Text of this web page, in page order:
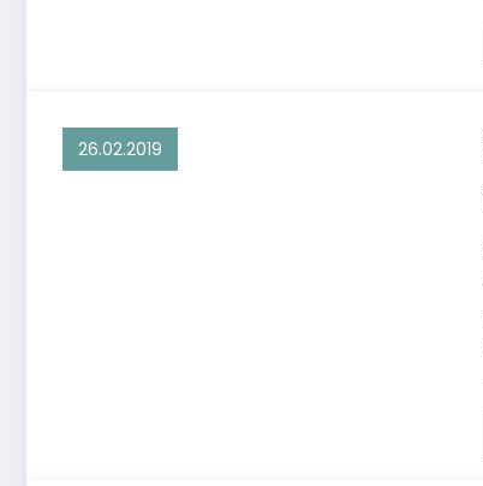
26.02.2019